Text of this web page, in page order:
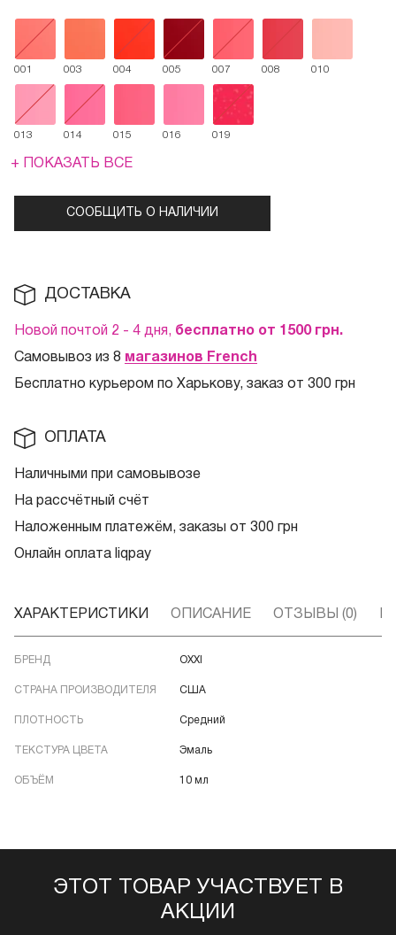
001 003 004 005 007 008 010
013 014 015 016 019
+ ПОКАЗАТЬ ВСЕ
СООБЩИТЬ О НАЛИЧИИ
ДОСТАВКА
Новой почтой 2 - 4 дня, бесплатно от 1500 грн.
Самовывоз из 8 магазинов French
Бесплатно курьером по Харькову, заказ от 300 грн
ОПЛАТА
Наличными при самовывозе
На рассчётный счёт
Наложенным платежём, заказы от 300 грн
Онлайн оплата liqpay
ХАРАКТЕРИСТИКИ ОПИСАНИЕ ОТЗЫВЫ (0)
БРЕНД OXXI
СТРАНА ПРОИЗВОДИТЕЛЯ США
ПЛОТНОСТЬ Средний
ТЕКСТУРА ЦВЕТА Эмаль
ОБЪЁМ 10 мл
ЭТОТ ТОВАР УЧАСТВУЕТ В
АКЦИИ